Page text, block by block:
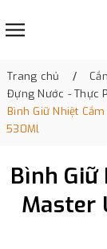
Trang chủ
Đựng Nước - Thực
Bình Giữ Nhiệt
530Ml
Bình
Master